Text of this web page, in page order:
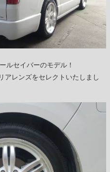
ルセイバーのモデル！
アレンズをセレクトいたしまし